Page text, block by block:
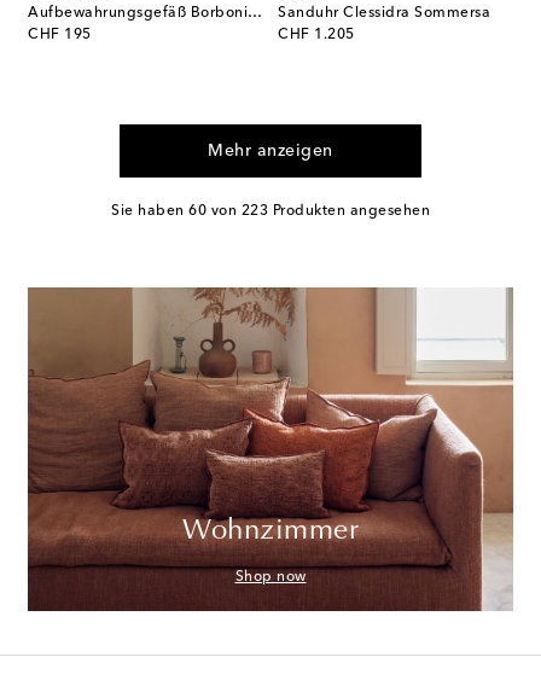
Aufbewahrungsgefäß Borboni White
CHF 195
original price
Sanduhr Clessidra Sommersa
CHF 1.205
original price
Mehr anzeigen
Sie haben 60 von 223 Produkten angesehen
Wohnzimmer
Shop now